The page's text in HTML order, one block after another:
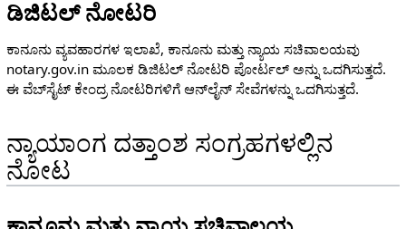
ಡಿಜಿಟಲ್ ನೋಟರಿ
ಕಾನೂನು ವ್ಯವಹಾರಗಳ ಇಲಾಖೆ, ಕಾನೂನು ಮತ್ತು ನ್ಯಾಯ ಸಚಿವಾಲಯವು
notary.gov.in ಮೂಲಕ ಡಿಜಿಟಲ್ ನೋಟರಿ ಪೋರ್ಟಲ್ ಅನ್ನು ಒದಗಿಸುತ್ತದೆ.
ಈ ವೆಬ್‌ಸೈಟ್ ಕೇಂದ್ರ ನೋಟರಿಗಳಿಗೆ ಆನ್‌ಲೈನ್ ಸೇವೆಗಳನ್ನು ಒದಗಿಸುತ್ತದೆ.
ನ್ಯಾಯಾಂಗ ದತ್ತಾಂಶ ಸಂಗ್ರಹಗಳಲ್ಲಿನ
ನೋಟ